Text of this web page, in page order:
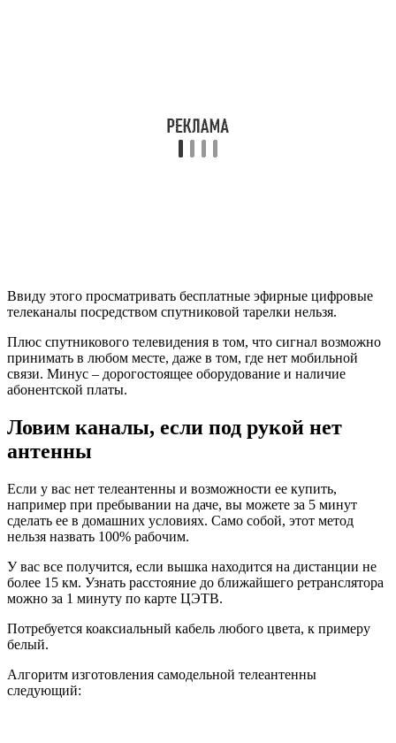
Алгоритм изготовления самодельной телеантенны
Отмерьте от конца провода 50 мм и уберите наружный
Уберите изоляцию с основной жилы.
Плотно скрутите жилу.
Отмерьте от края с убранной изоляцией 220 мм и
вырежьте 20 мм пластиковой оболочки с
основной жилы.
Отступите от края разреза 220 мм и сделайте прорез
шириной 10 мм (снимайте только наружный
Возьмите край провода со скрученной жилой и плотно
соедините его с последним сделанным разрезом.
Закрепите круг на жестком основании, например, из
дерева. Можете использовать обычную изоленту или